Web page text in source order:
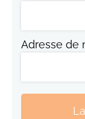
Adresse de